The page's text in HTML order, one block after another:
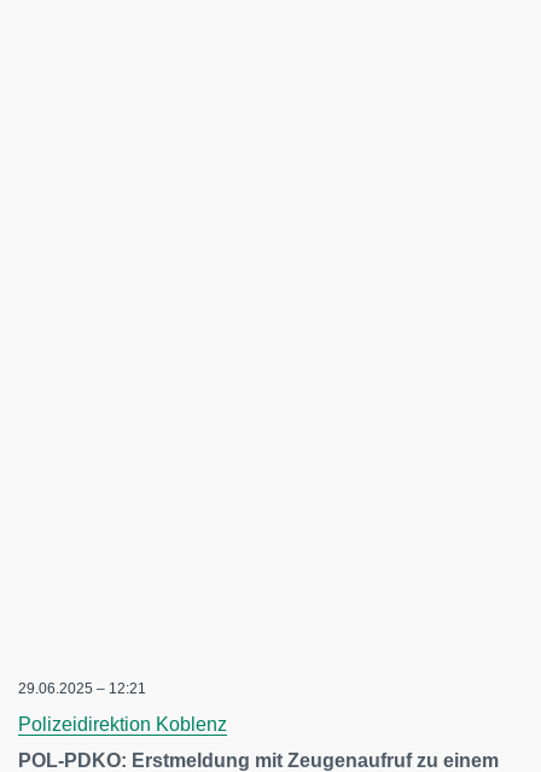
29.06.2025 – 12:21
Polizeidirektion Koblenz
POL-PDKO: Erstmeldung mit Zeugenaufruf zu einem